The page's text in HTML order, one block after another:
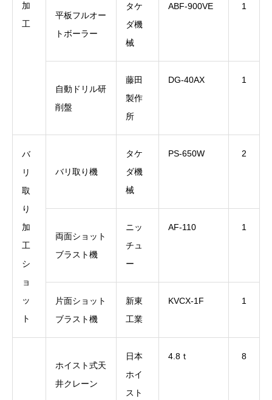
加
工
平板フルオー
トボーラー
タケ
ダ機
械
ABF-900VE 1
自動ドリル研
削盤
藤田
製作
所
DG-40AX 1
バ
リ
取
り
加
工
シ
ョ
ッ
ト
バリ取り機
タケ
ダ機
械
PS-650W 2
両面ショット
ブラスト機
ニッ
チュ
ー
AF-110 1
片面ショット
ブラスト機
新東
工業
KVCX-1F 1
ホイスト式天
井クレーン
日本
ホイ
スト
4.8ｔ 8